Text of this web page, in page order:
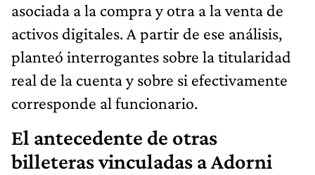
asociada a la compra y otra a la venta de
activos digitales. A partir de ese análisis,
planteó interrogantes sobre la titularidad
real de la cuenta y sobre si efectivamente
corresponde al funcionario.
El antecedente de otras
billeteras vinculadas a Adorni